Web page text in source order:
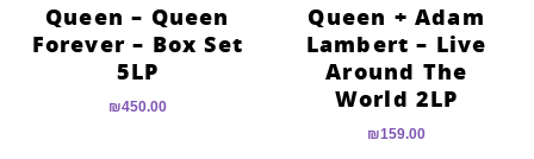
Queen + Adam
Lambert – Live
Around The
World 2LP
₪159.00
Queen – Queen
Forever – Box Set
5LP
₪450.00